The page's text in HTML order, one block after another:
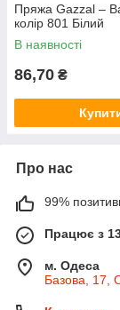
Пряжа Gazzal –
колір 801 Білий
В наявності
86,70 ₴
Про нас
99%
Працює з
м. Одеса
Базова, 17,